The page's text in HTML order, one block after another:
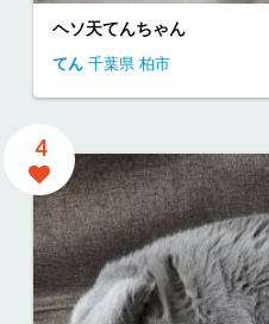
ヘソ天てんちゃん
てん 千葉県 柏市
4